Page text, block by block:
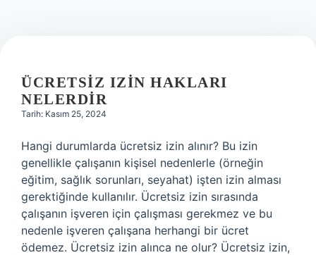
ÜCRETSIZ IZIN HAKLARI
NELERDIR
Tarih: Kasım 25, 2024
Hangi durumlarda ücretsiz izin alınır? Bu izin
genellikle çalışanın kişisel nedenlerle (örneğin
eğitim, sağlık sorunları, seyahat) işten izin alması
gerektiğinde kullanılır. Ücretsiz izin sırasında
çalışanın işveren için çalışması gerekmez ve bu
nedenle işveren çalışana herhangi bir ücret
ödemez. Ücretsiz izin alınca ne olur? Ücretsiz izin,